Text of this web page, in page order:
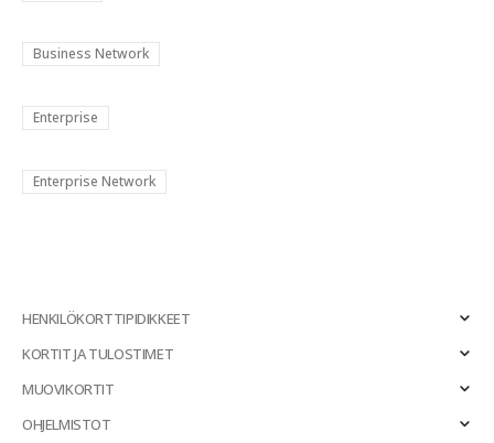
Business Network
Enterprise
Enterprise Network
HENKILÖKORTTIPIDIKKEET
KORTIT JA TULOSTIMET
MUOVIKORTIT
OHJELMISTOT